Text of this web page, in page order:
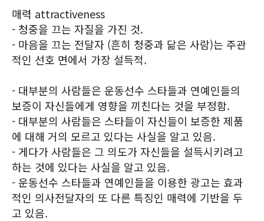
매력 attractiveness
- 청중을 끄는 자질을 가진 것.
- 마음을 끄는 전달자 (흔히 청중과 닮은 사람)는 주관
적인 선호 면에서 가장 설득적.
- 대부분의 사람들은 운동선수 스타들과 연예인들의
보증이 자신들에게 영향을 끼친다는 것을 부정함.
- 대부분의 사람들은 스타들이 자신들이 보증한 제품
에 대해 거의 모르고 있다는 사실을 알고 있음.
- 게다가 사람들은 그 의도가 자신들을 설득시키려고
하는 것에 있다는 사실을 알고 있음.
- 운동선수 스타들과 연예인들을 이용한 광고는 효과
적인 의사전달자의 또 다른 특징인 매력에 기반을 두
고 있음.